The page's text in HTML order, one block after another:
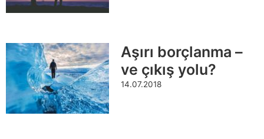
Aşırı borçlanma –
ve çıkış yolu?
14.07.2018